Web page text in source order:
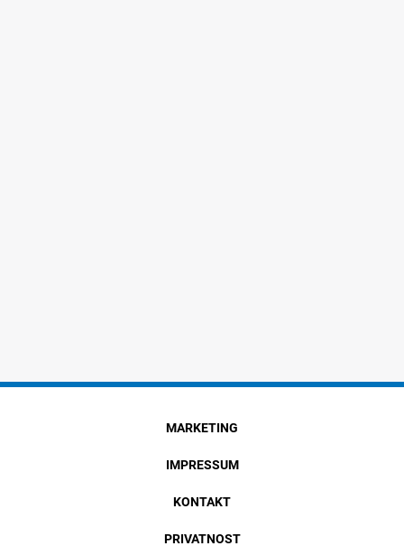
MARKETING
IMPRESSUM
KONTAKT
PRIVATNOST